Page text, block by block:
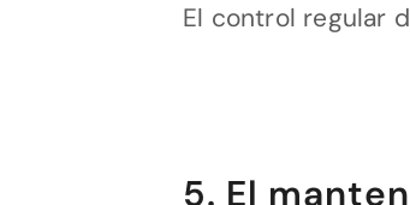
El control regular
5. El